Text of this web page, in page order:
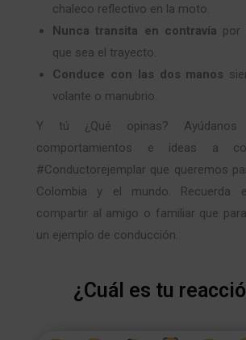
chaleco reflectivo en la moto.
Nunca transita en contravía por
que sea el trayecto.
Conduce con las dos manos
volante o manubrio.
Y tú ¿Qué opinas?
comportamientos e ideas a
#Conductorejemplar que queremos
Colombia y el mundo. Recuerda
compartir al amigo o familiar que
un ejemplo de conducción.
¿Cuál es tu